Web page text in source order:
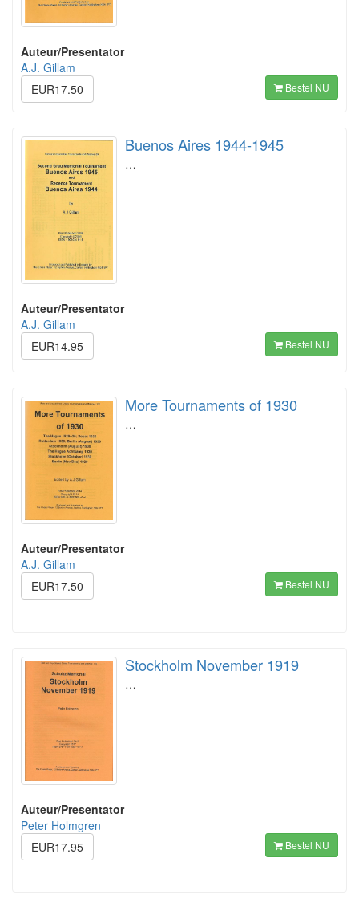
Auteur/Presentator
A.J. Gillam
EUR17.50
Bestel NU
Buenos Aires 1944-1945
…
Auteur/Presentator
A.J. Gillam
EUR14.95
Bestel NU
More Tournaments of 1930
…
Auteur/Presentator
A.J. Gillam
EUR17.50
Bestel NU
Stockholm November 1919
…
Auteur/Presentator
Peter Holmgren
EUR17.95
Bestel NU